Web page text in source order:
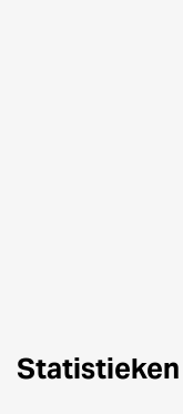
Statistieken